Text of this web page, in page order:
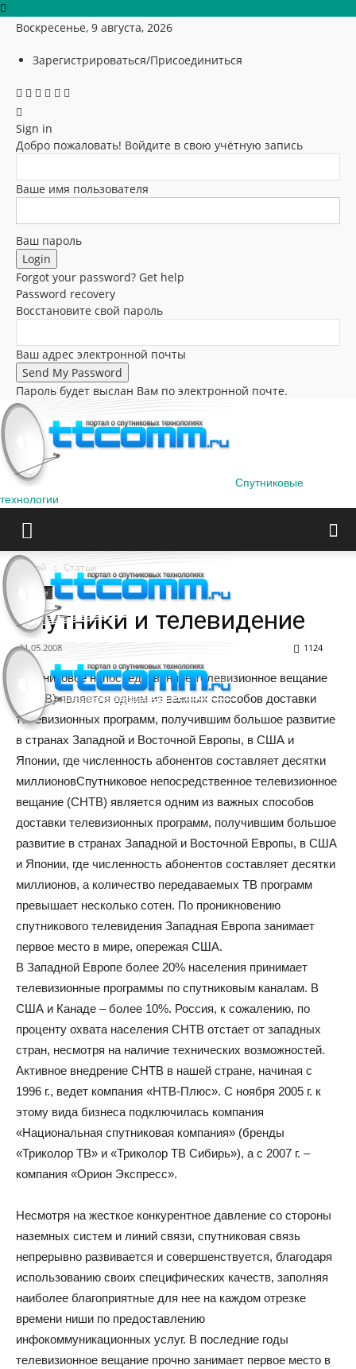
Воскресенье, 9 августа, 2026
Зарегистрироваться/Присоединиться
Sign in
Добро пожаловать! Войдите в свою учётную запись
Ваше имя пользователя
Ваш пароль
Forgot your password? Get help
Password recovery
Восстановите свой пароль
Ваш адрес электронной почты
Пароль будет выслан Вам по электронной почте.
Спутниковые
технологии
Домой Статьи
Статьи
Спутники и телевидение
21.05.2008 1124
Спутниковое непосредственное телевизионное вещание
(СНТВ) является одним из важных способов доставки
телевизионных программ, получившим большое развитие
в странах Западной и Восточной Европы, в США и
Японии, где численность абонентов составляет десятки
миллионовСпутниковое непосредственное телевизионное
вещание (СНТВ) является одним из важных способов
доставки телевизионных программ, получившим большое
развитие в странах Западной и Восточной Европы, в США
и Японии, где численность абонентов составляет десятки
миллионов, а количество передаваемых ТВ программ
превышает несколько сотен. По проникновению
спутникового телевидения Западная Европа занимает
первое место в мире, опережая США.
В Западной Европе более 20% населения принимает
телевизионные программы по спутниковым каналам. В
США и Канаде – более 10%. Россия, к сожалению, по
проценту охвата населения СНТВ отстает от западных
стран, несмотря на наличие технических возможностей.
Активное внедрение СНТВ в нашей стране, начиная с
1996 г., ведет компания «НТВ-Плюс». С ноября 2005 г. к
этому вида бизнеса подключилась компания
«Национальная спутниковая компания» (бренды
«Триколор ТВ» и «Триколор ТВ Сибирь»), а с 2007 г. –
компания «Орион Экспресс».
Несмотря на жесткое конкурентное давление со стороны
наземных систем и линий связи, спутниковая связь
непрерывно развивается и совершенствуется, благодаря
использованию своих специфических качеств, заполняя
наиболее благоприятные для нее на каждом отрезке
времени ниши по предоставлению
инфокоммуникационных услуг. В последние годы
телевизионное вещание прочно занимает первое место в